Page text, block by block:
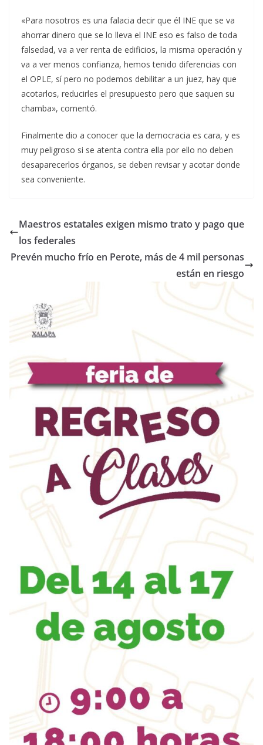
«Para nosotros es una falacia decir que él INE que se va
ahorrar dinero que se lo lleva el INE eso es falso de toda
falsedad, va a ver renta de edificios, la misma operación y
va a ver menos confianza, hemos tenido diferencias con
el OPLE, sí pero no podemos debilitar a un juez, hay que
acotarlos, reducirles el presupuesto pero que saquen su
chamba», comentó.
Finalmente dio a conocer que la democracia es cara, y es
muy peligroso si se atenta contra ella por ello no deben
desaparecerlos órganos, se deben revisar y acotar donde
sea conveniente.
Maestros estatales exigen mismo trato y pago que
los federales
Prevén mucho frío en Perote, más de 4 mil personas
están en riesgo